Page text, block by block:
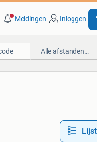
Meldingen Inloggen
Alle afstanden…
Lijst